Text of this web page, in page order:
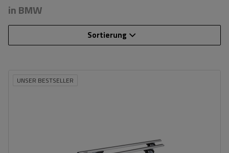
in BMW
Sortierung
UNSER BESTSELLER